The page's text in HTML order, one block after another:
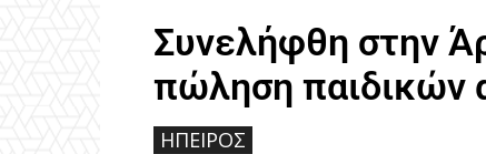
Συνελήφθη στην
πώληση παιδικών
ΉΠΕΙΡΟΣ